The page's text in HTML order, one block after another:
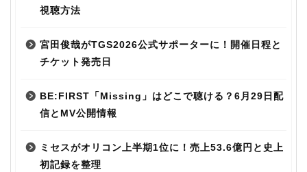
視聴方法
宮田俊哉がTGS2026公式サポーターに！開催日程と
チケット発売日
BE:FIRST「Missing」はどこで聴ける？6月29日配
信とMV公開情報
ミセスがオリコン上半期1位に！売上53.6億円と史上
初記録を整理